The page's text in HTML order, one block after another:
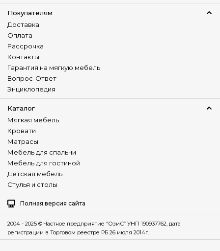
Покупателям
Доставка
Оплата
Рассрочка
Контакты
Гарантия на мягкую мебель
Вопрос-Ответ
Энциклопедия
Каталог
Мягкая мебель
Кровати
Матрасы
Мебель для спальни
Мебель для гостиной
Детская мебель
Стулья и столы
Полная версия сайта
2004 - 2025 © Частное предприятие “ОзиС” УНП 190937762, дата
регистрации в Торговом реестре РБ 26 июля 2014г.